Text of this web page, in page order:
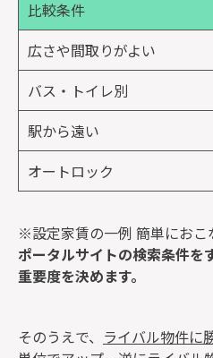
比較条件
広さや間取りがよい
バス・トイレ別
駅から遠い
オートロック
※設定家賃の一例 簡単におこ
ポータルサイトの検索条件を
重要度を決めます。
そのうえで、 ライバル物件に